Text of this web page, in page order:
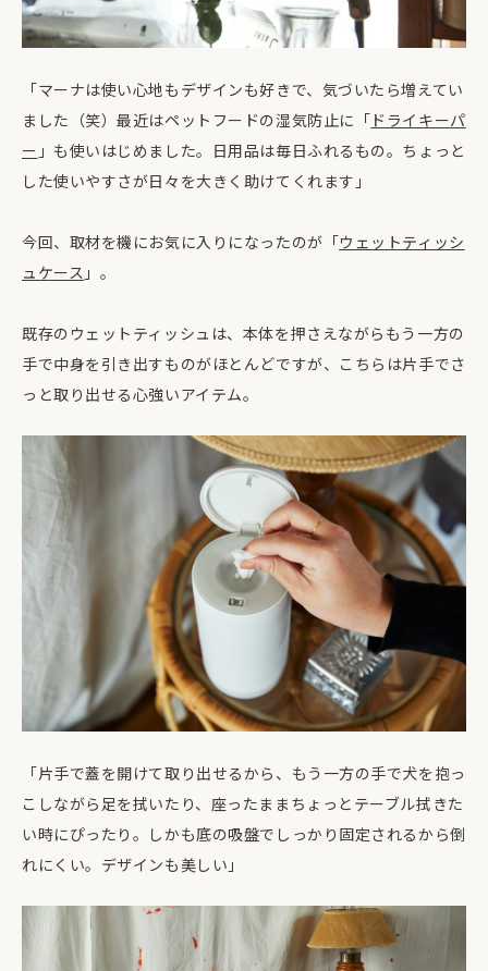
「マーナは使い心地もデザインも好きで、気づいたら増えてい
ました（笑）最近はペットフードの湿気防止に「 ドライキーパ
ー 」も使いはじめました。日用品は毎日ふれるもの。ちょっと
した使いやすさが日々を大きく助けてくれます」
今回、取材を機にお気に入りになったのが「ウェットティッシ
ュケース 」。
既存のウェットティッシュは、本体を押さえながらもう一方の
手で中身を引き出すものがほとんどですが、こちらは片手でさ
っと取り出せる心強いアイテム。
「片手で蓋を開けて取り出せるから、もう一方の手で犬を抱っ
こしながら足を拭いたり、座ったままちょっとテーブル拭きた
い時にぴったり。しかも底の吸盤でしっかり固定されるから倒
れにくい。デザインも美しい」